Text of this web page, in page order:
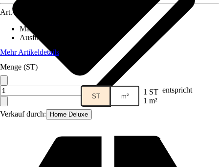
Verkauf durch: Home Deluxe
Art.-Nr.
Material
Ausführung
Mehr Artikeldetails
Menge (ST)
ST m² 1 ST entspricht
1 m²